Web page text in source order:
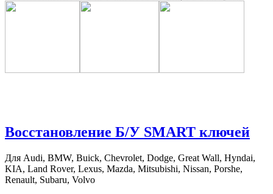
Восстановление Б/У SMART ключей
Для Audi, BMW, Buick, Chevrolet, Dodge, Great Wall, Hyndai,
KIA, Land Rover, Lexus, Mazda, Mitsubishi, Nissan, Porshe,
Renault, Subaru, Volvo